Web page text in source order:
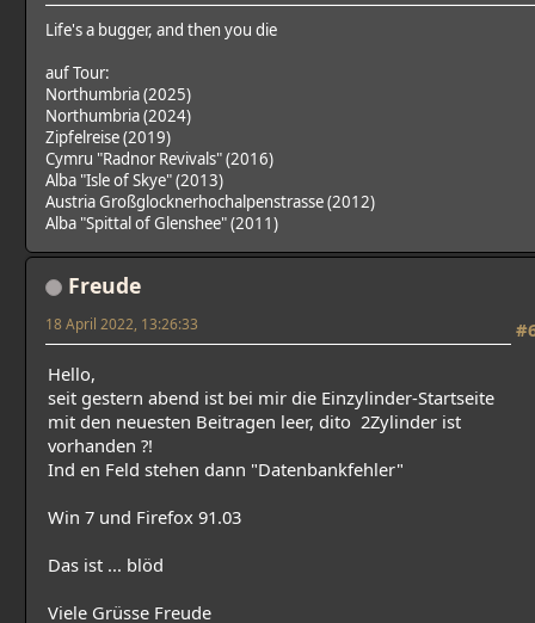
Life's a bugger, and then you die
auf Tour:
Northumbria (2025)
Northumbria (2024)
Zipfelreise (2019)
Cymru "Radnor Revivals" (2016)
Alba "Isle of Skye" (2013)
Austria Großglocknerhochalpenstrasse (2012)
Alba "Spittal of Glenshee" (2011)
Freude
18 April 2022, 13:26:33
Hello,
seit gestern abend ist bei mir die Einzylinder-Startseite
mit den neuesten Beitragen leer, dito 2Zylinder ist
vorhanden ?!
Ind en Feld stehen dann "Datenbankfehler"
Win 7 und Firefox 91.03
Das ist ... blöd
Viele Grüsse Freude